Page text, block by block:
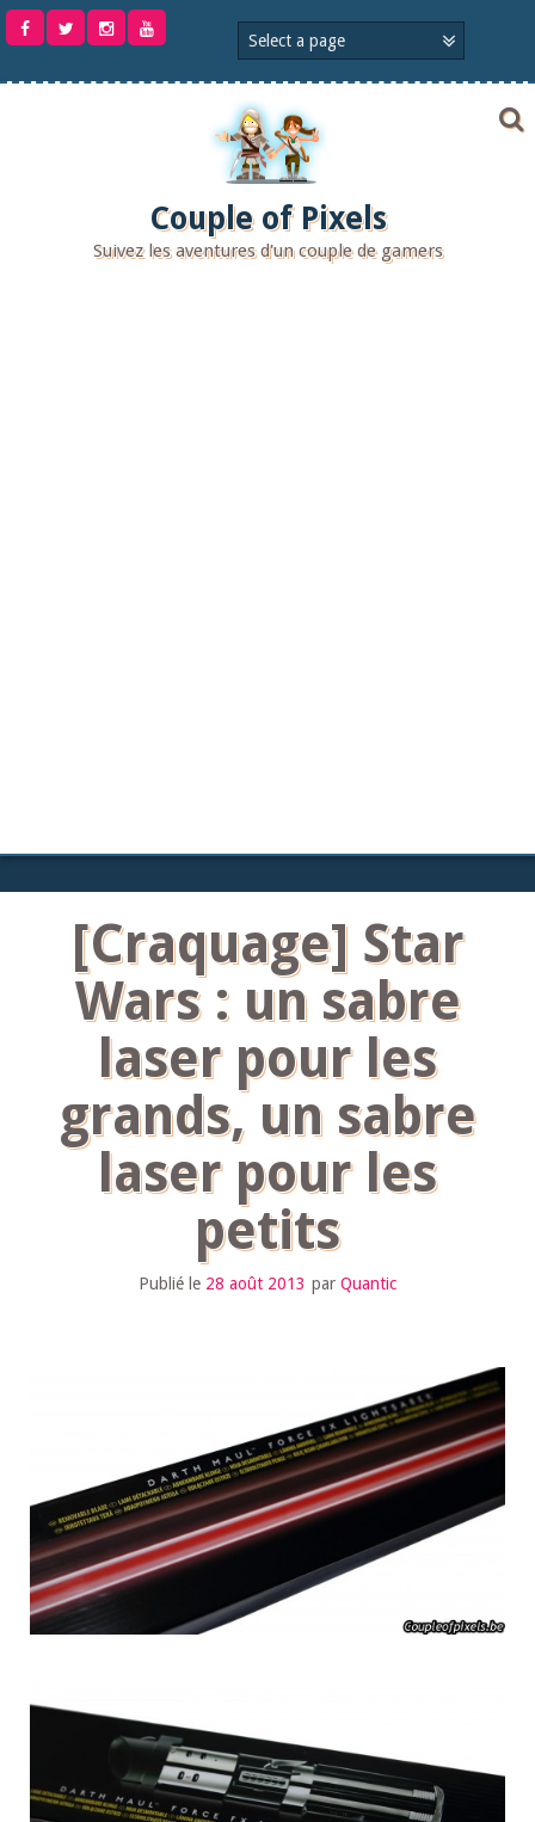
Aller
Couple of Pixels
Suivez les aventures d'un couple de gamers
[Craquage] Star
Wars : un sabre
laser pour les
grands, un sabre
laser pour les
petits
Publié le 28 août 2013 par Quantic